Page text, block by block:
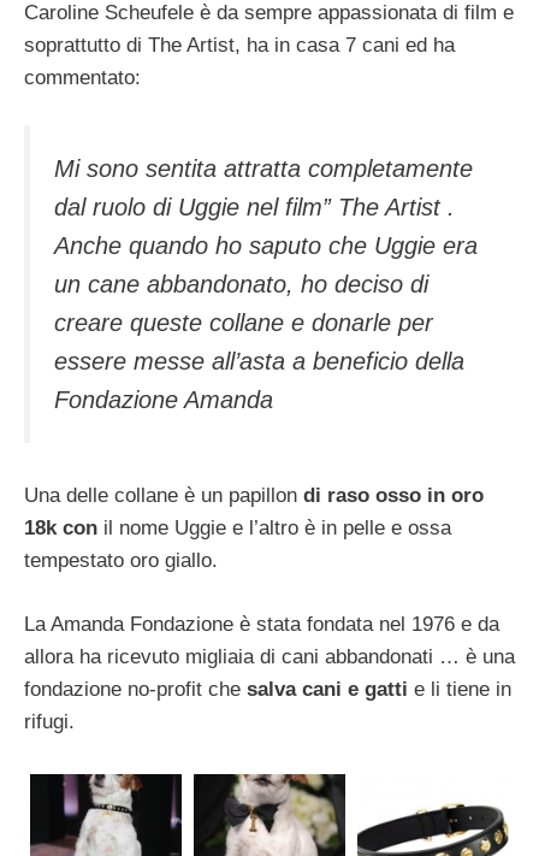
Caroline Scheufele è da sempre appassionata di film e
soprattutto di The Artist, ha in casa 7 cani ed ha
commentato:
Mi sono sentita attratta completamente
dal ruolo di Uggie nel film” The Artist .
Anche quando ho saputo che Uggie era
un cane abbandonato, ho deciso di
creare queste collane e donarle per
essere messe all’asta a beneficio della
Fondazione Amanda
Una delle collane è un papillon di raso osso in oro
18k con il nome Uggie e l’altro è in pelle e ossa
tempestato oro giallo.
La Amanda Fondazione è stata fondata nel 1976 e da
allora ha ricevuto migliaia di cani abbandonati … è una
fondazione no-profit che salva cani e gatti e li tiene in
rifugi.